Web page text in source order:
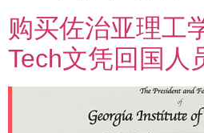
购买佐治亚理工
Tech文凭回国人